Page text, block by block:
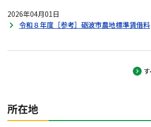
2026年04月01日
令和８年度［参考］砺波市農地標準賃借料
所在地